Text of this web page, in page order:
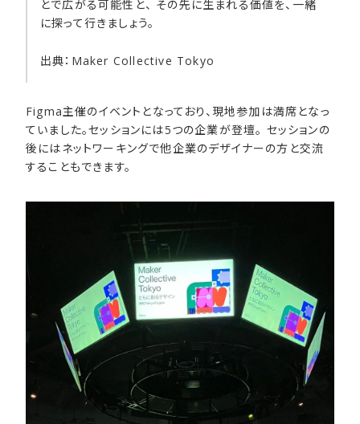
とで広がる可能性と、 その先に生まれる価値を、一緒
に探って行きましょう。
出典：Maker Collective Tokyo
Figma主催のイベントとなっており、現地参加は満席となっ
ていました。セッションには5つの企業が登壇。 セッションの
後にはネットワーキングで他企業のデザイナーの方と交流
することもできます。